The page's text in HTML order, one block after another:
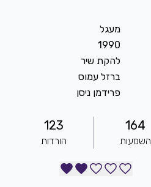
מעגל
1990
להקת שיר
ברזל עמוס
פרידמן ניסן
164
השמעות
123
הורדות